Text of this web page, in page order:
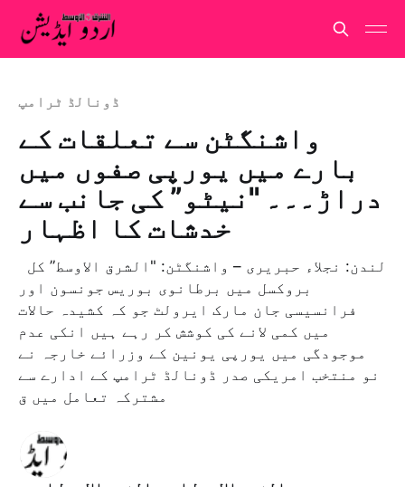
ڈونالڈ ٹرامپ
واشنگٹن سے تعلقات کے
بارے میں یورپی صفوں میں
دراڑ۔۔۔ "نیٹو” کی جانب سے
خدشات کا اظہار
بروکسل میں برطانوی بوریس جونسون اور
فرانسیسی جان مارک ایرولٹ جو کہ کشیدہ حالات
میں کمی لانے کی کوشش کر رہے ہیں انکی عدم
موجودگی میں یورپی یونین کے وزرائے خارجہ نے
نو منتخب امریکی صدر ڈونالڈ ٹرامپ کے ادارے سے
مشترکہ تعامل میں ق